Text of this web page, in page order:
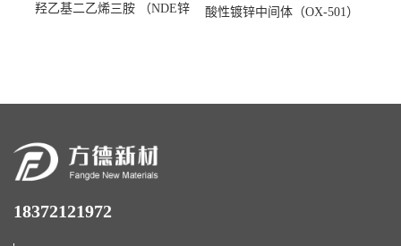
羟乙基二乙烯三胺 （NDE锌
酸性镀锌中间体（OX-501）
18372121972